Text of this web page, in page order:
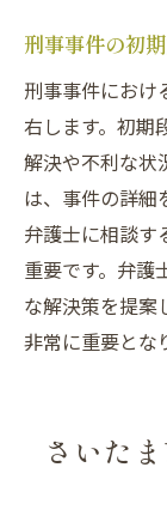
事
刑事事件の初
刑事事件におけ
右します。初期
解決や不利な状
は、事件の詳細
弁護士に相談す
重要です。弁護
な解決策を提案
非常に重要とな
さいた